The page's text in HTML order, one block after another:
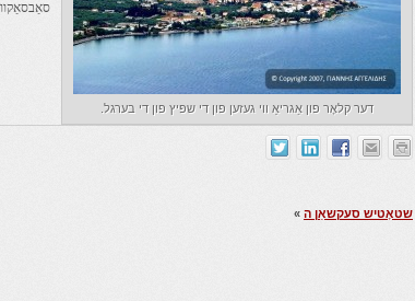
דער קלאָר פון אַגריאַ ווי געזען פון די שפּיץ פון די בערגל.
שטאָטיש סעקשאַן ה »